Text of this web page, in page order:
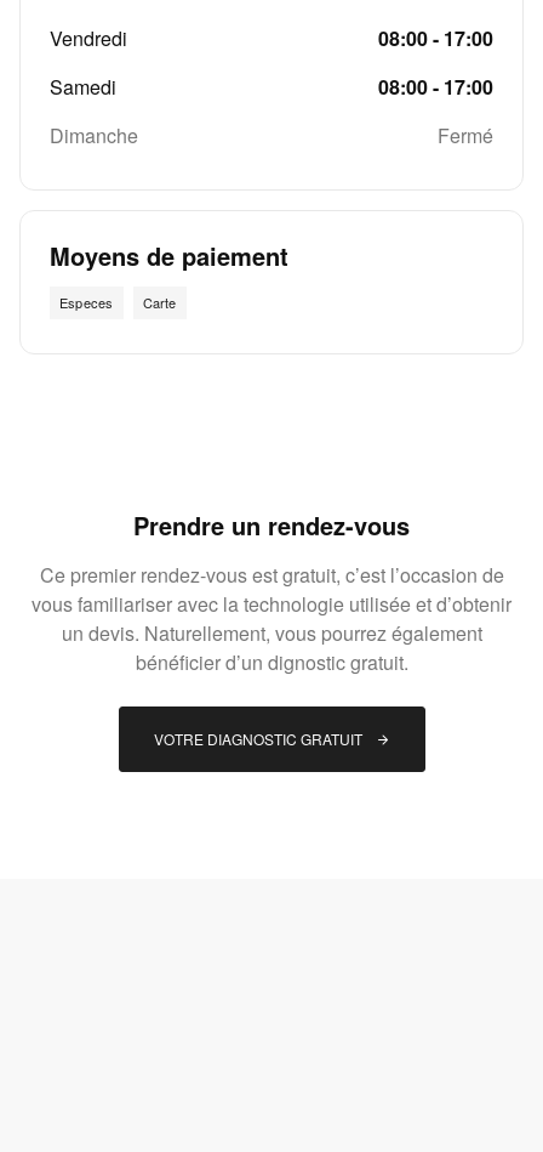
Vendredi
08:00 - 17:00
Samedi
08:00 - 17:00
Dimanche
Fermé
Moyens de paiement
Especes Carte
Prendre un rendez-vous
Ce premier rendez-vous est gratuit, c’est l’occasion de
vous familiariser avec la technologie utilisée et d’obtenir
un devis. Naturellement, vous pourrez également
bénéficier d’un dignostic gratuit.
VOTRE DIAGNOSTIC GRATUIT